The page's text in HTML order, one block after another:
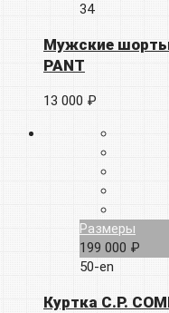
34
Мужские шорты
PANT
13 000 ₽
Размеры
199 000 ₽
50-en
Куртка C.P.